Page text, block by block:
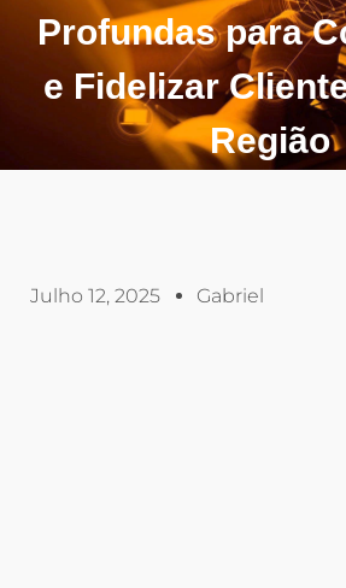
Profundas para
e Fidelizar
Região
Julho 12, 2025 Gabriel